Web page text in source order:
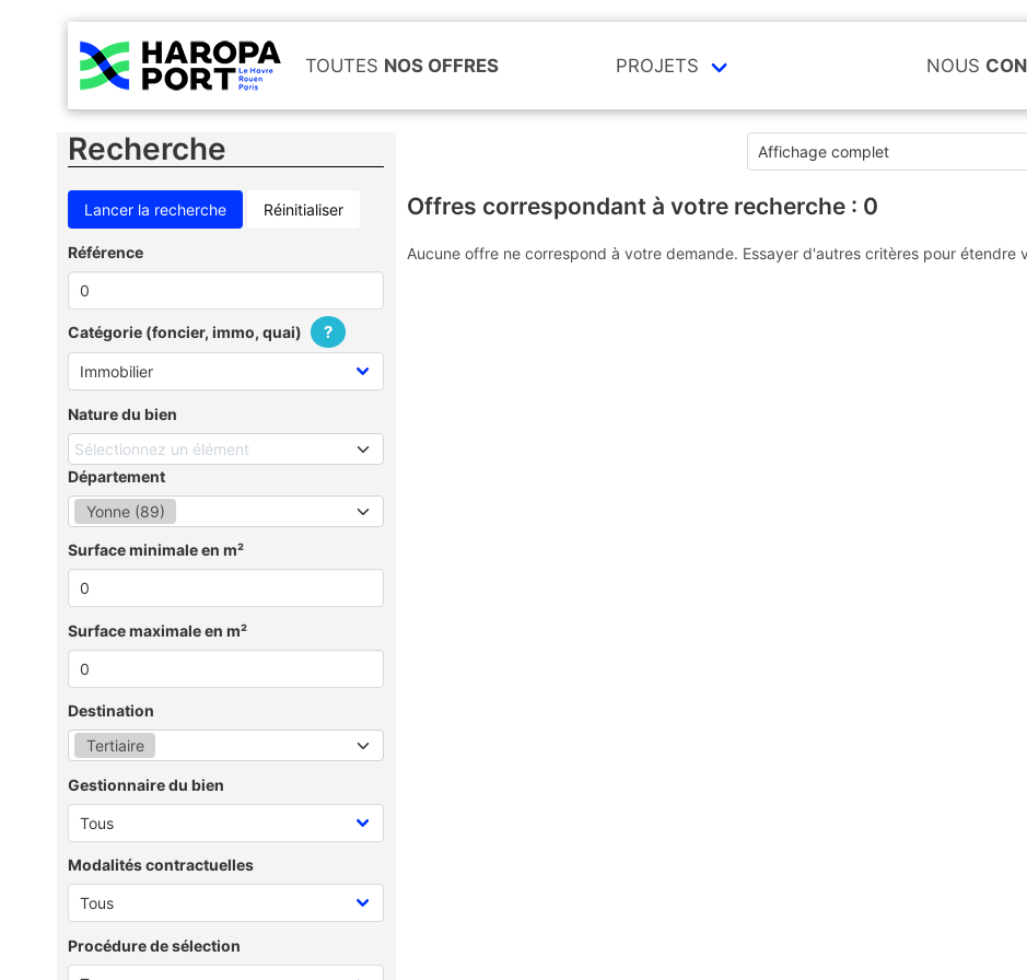
TOUTES NOS OFFRES PROJETS NOUS
Recherche
Réinitialiser
Référence
Catégorie (foncier, immo, quai) ?
Nature du bien
Sélectionnez un élément
Département
Yonne (89)
Surface minimale en m²
Surface maximale en m²
Destination
Tertiaire
Gestionnaire du bien
Modalités contractuelles
Procédure de sélection
Offres correspondant à votre recherche : 0
Aucune offre ne correspond à votre demande. Essayer d'autres critères pour étendre